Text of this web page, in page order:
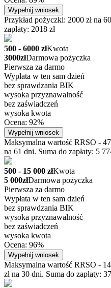
Wypełnij wniosek
Przykład pożyczki: 2000 zł na
zapłaty: 2018 zł
500 - 6000 złKwota
3000złDarmowa pożyczka
Pierwsza za darmo
Wypłata w ten sam dzień
bez sprawdzania BIK
wysoka przyznawalność
bez zaświadczeń
wysoka kwota
Ocena: 92%
Wypełnij wniosek
Maksymalna wartość RRSO -
na 61 dni. Suma do zapłaty: 5
500 - 15 000 złKwota
5 000złDarmowa pożyczka
Pierwsza za darmo
Wypłata w ten sam dzień
bez sprawdzania BIK
wysoka przyznawalność
bez zaświadczeń
wysoka kwota
Ocena: 96%
Wypełnij wniosek
Maksymalna wartość RRSO -
zł na 30 dni. Suma do zapłaty: